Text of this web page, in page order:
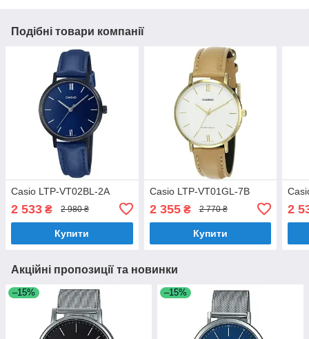
Подібні товари компанії
Casio LTP-VT02BL-2A
2 533 ₴ 2 980 ₴
Купити
Casio LTP-VT01GL-7B
2 355₴ 2 770 ₴
Купити
2
Акційні пропозиції та новинки
–15% –15%